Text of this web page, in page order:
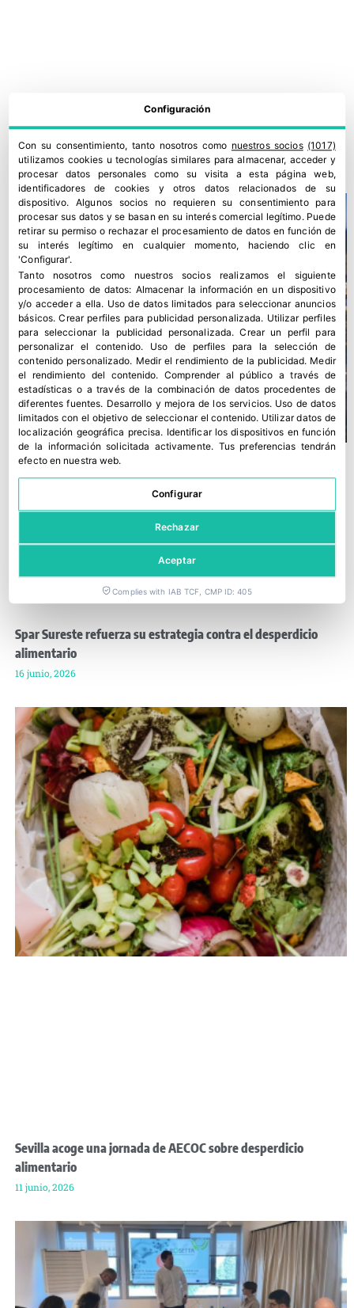
España reivindica su compromiso contra el desperdicio
alimentario
16 junio, 2026
Spar Sureste refuerza su estrategia contra el desperdicio
alimentario
16 junio, 2026
Sevilla acoge una jornada de AECOC sobre desperdicio
alimentario
11 junio, 2026
Configuración
Con su consentimiento, tanto nosotros como nuestros socios (1017)
utilizamos cookies u tecnologías similares para almacenar, acceder y
procesar datos personales como su visita a esta página web,
identificadores de cookies y otros datos relacionados de su
dispositivo. Algunos socios no requieren su consentimiento para
procesar sus datos y se basan en su interés comercial legítimo. Puede
retirar su permiso o rechazar el procesamiento de datos en función de
su interés legítimo en cualquier momento, haciendo clic en
'Configurar'.
Tanto nosotros como nuestros socios realizamos el siguiente
procesamiento de datos: Almacenar la información en un dispositivo
y/o acceder a ella. Uso de datos limitados para seleccionar anuncios
básicos.Crear perfiles para publicidad personalizada. Utilizar perfiles
para seleccionar la publicidad personalizada.Crear un perfil para
personalizar el contenido. Uso de perfiles para la selección de
contenido personalizado. Medir el rendimiento de la publicidad. Medir
el rendimiento del contenido.Comprender al público a través de
estadísticas o a través de la combinación de datos procedentes de
diferentes fuentes. Desarrollo y mejora de los servicios. Uso de datos
limitados con el objetivo de seleccionar el contenido. Utilizar datos de
localización geográfica precisa. Identificar los dispositivos en función
de la información solicitada activamente. Tus preferencias tendrán
efecto en nuestra web.
Configurar
Rechazar
Aceptar
Complies with IAB TCF, CMP ID: 405